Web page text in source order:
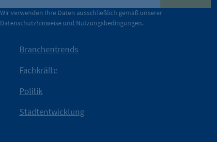
Nach einer aufmerksamkeitsstarken Teaserphase geht die
Kampagne der IHK Berlin in die nächste Stufe. Mit
IHK?“wurde bewusst Neugier geweckt und Gespräche
mit Haltung.
Die Unternehmer stehen stellvertretend für die Vielfalt
der Berliner Wirtschaft.
Wir verwenden Ihre Daten ausschließlich gemäß unserer
Datenschutzhinweise und Nutzungsbedingungen.
Branchentrends
Fachkräfte
Politik
Stadtentwicklung